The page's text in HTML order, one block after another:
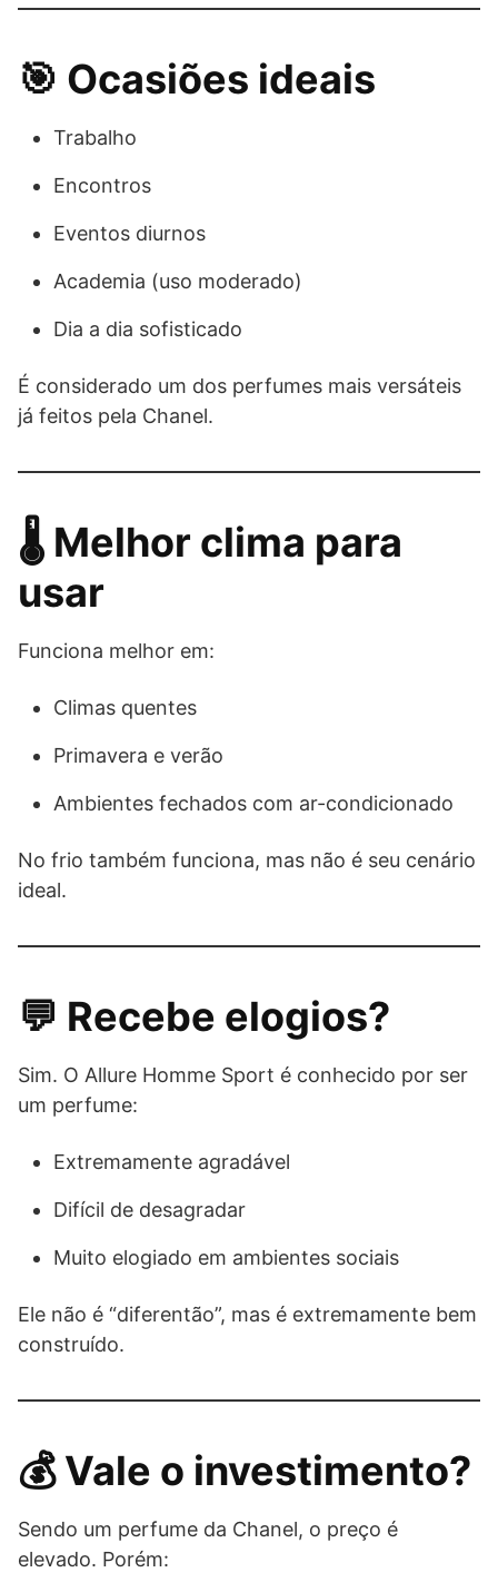
🎯 Ocasiões ideais
Trabalho
Encontros
Eventos diurnos
Academia (uso moderado)
Dia a dia sofisticado
É considerado um dos perfumes mais versáteis
já feitos pela Chanel.
🌡 Melhor clima para
usar
Funciona melhor em:
Climas quentes
Primavera e verão
Ambientes fechados com ar-condicionado
No frio também funciona, mas não é seu cenário
ideal.
💬 Recebe elogios?
Sim. O Allure Homme Sport é conhecido por ser
um perfume:
Extremamente agradável
Difícil de desagradar
Muito elogiado em ambientes sociais
Ele não é “diferentão”, mas é extremamente bem
construído.
💰 Vale o investimento?
Sendo um perfume da Chanel, o preço é
elevado. Porém: